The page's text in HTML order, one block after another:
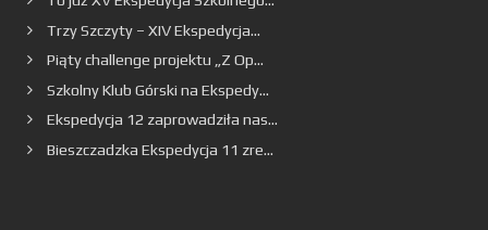
Trzy Szczyty – XIV Ekspedycja...
Piąty challenge projektu „Z Op...
Szkolny Klub Górski na Ekspedy...
Ekspedycja 12 zaprowadziła nas...
Bieszczadzka Ekspedycja 11 zre...